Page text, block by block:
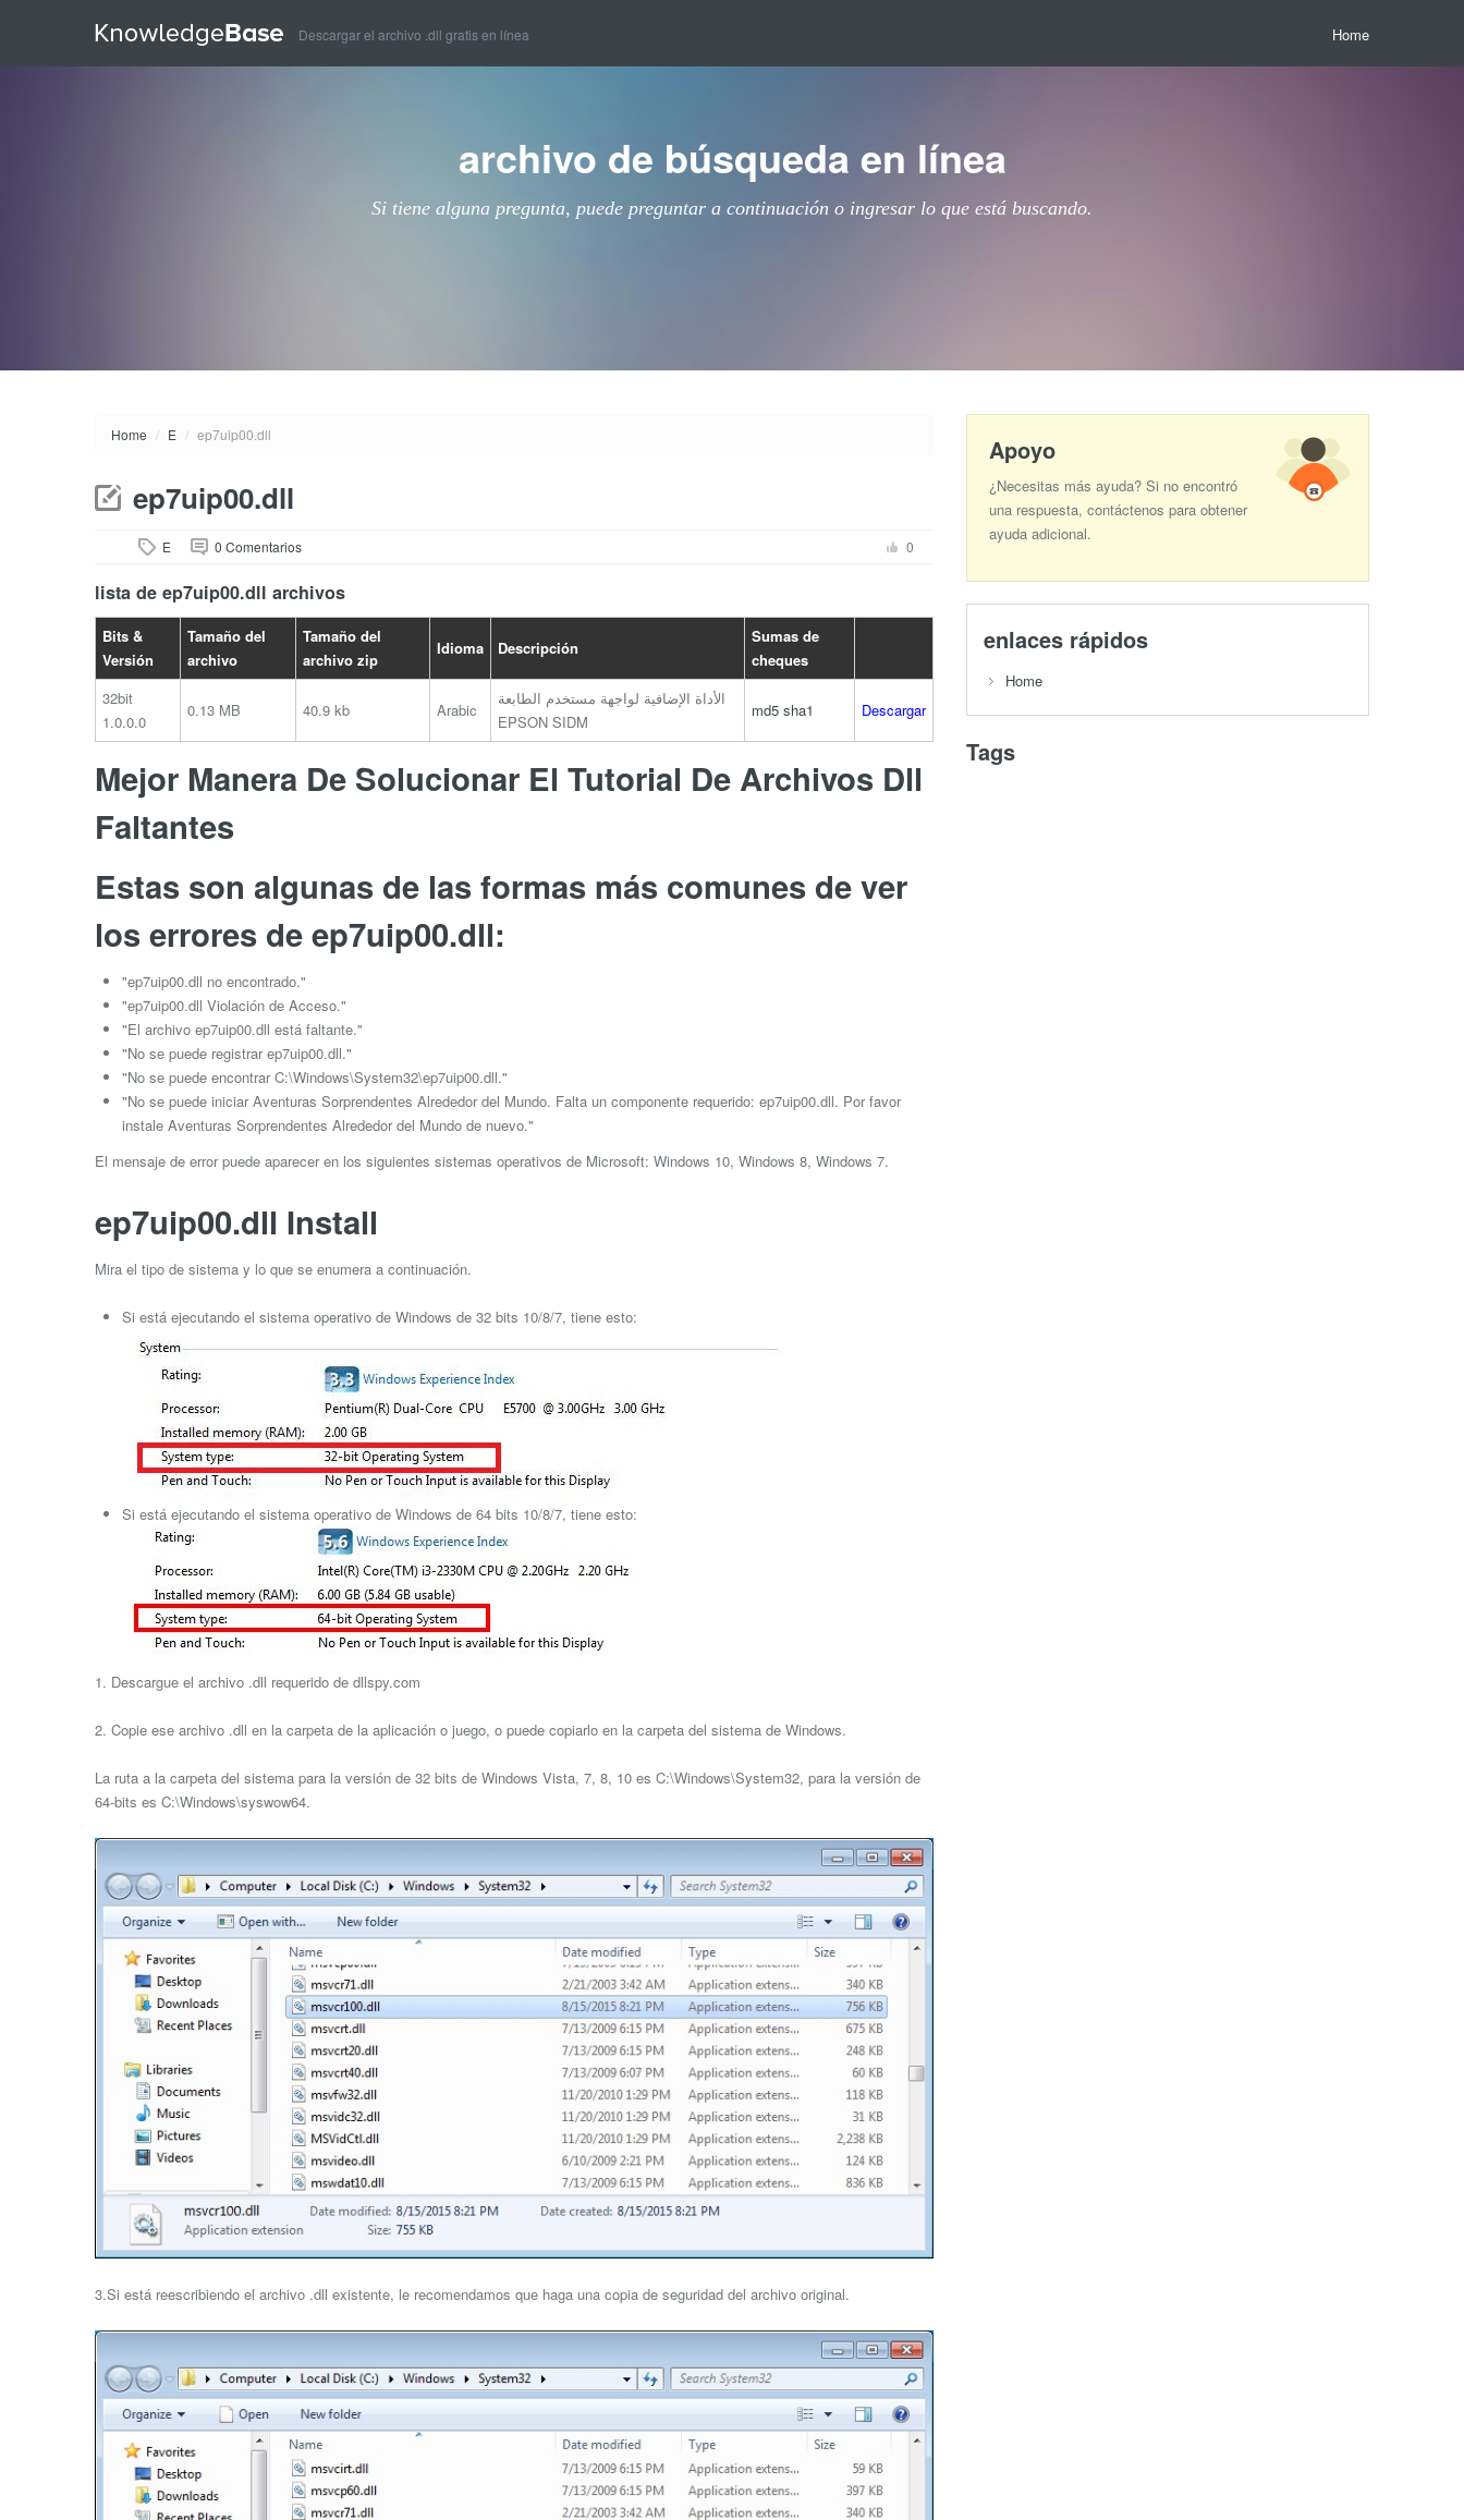
Descargar el archivo .dll gratis en línea Home
archivo de búsqueda en línea
Si tiene alguna pregunta, puede preguntar a continuación o ingresar lo que está buscando.
Home / E / ep7uip00.dll
ep7uip00.dll
E 0 Comentarios 0
lista de ep7uip00.dll archivos
Bits &
Versión
Tamaño del
archivo
Tamaño del
archivo zip
Idioma Descripción
Sumas de
cheques
32bit
1.0.0.0
0.13 MB 40.9 kb Arabic
الأداة الإضافية لواجهة مستخدم الطابعة
EPSON SIDM
md5 sha1 Descargar
Mejor Manera De Solucionar El Tutorial De Archivos Dll
Faltantes
Estas son algunas de las formas más comunes de ver
los errores de ep7uip00.dll:
"ep7uip00.dll no encontrado."
"ep7uip00.dll Violación de Acceso."
"El archivo ep7uip00.dll está faltante."
"No se puede registrar ep7uip00.dll."
"No se puede encontrar C:\Windows\System32\ep7uip00.dll."
"No se puede iniciar Aventuras Sorprendentes Alrededor del Mundo. Falta un componente requerido: ep7uip00.dll. Por favor
instale Aventuras Sorprendentes Alrededor del Mundo de nuevo."
El mensaje de error puede aparecer en los siguientes sistemas operativos de Microsoft: Windows 10, Windows 8, Windows 7.
ep7uip00.dll Install
Mira el tipo de sistema y lo que se enumera a continuación.
Si está ejecutando el sistema operativo de Windows de 32 bits 10/8/7, tiene esto:
Si está ejecutando el sistema operativo de Windows de 64 bits 10/8/7, tiene esto:
1. Descargue el archivo .dll requerido de dllspy.com
2. Copie ese archivo .dll en la carpeta de la aplicación o juego, o puede copiarlo en la carpeta del sistema de Windows.
La ruta a la carpeta del sistema para la versión de 32 bits de Windows Vista, 7, 8, 10 es C:\Windows\System32, para la versión de
64-bits es C:\Windows\syswow64.
3.Si está reescribiendo el archivo .dll existente, le recomendamos que haga una copia de seguridad del archivo original.
Apoyo
¿Necesitas más ayuda? Si no encontró
una respuesta, contáctenos para obtener
ayuda adicional.
enlaces rápidos
Home
Tags